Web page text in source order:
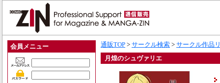
会員メニュー 通販TOP > サークル検索 > サークル作品
月煌のシュヴァリエ